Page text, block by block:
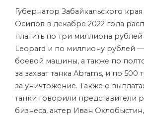
Губернатор Забайкальского
Осипов в декабре 2022 года
платить по три миллиона рублей
Leopard и по миллиону рублей
боевой машины, а также по
за захват танка Abrams, и по 500
за уничтожение. Также о
танки говорили представители
бизнеса, актер Иван Охлобыстин,